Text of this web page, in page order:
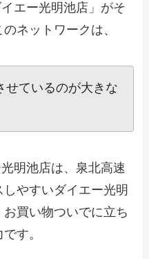
エー光明池店」がそ
ネットワークは、
せているのが大きな
明池店は、泉北高速
やすいダイエー光明
買い物ついでに立ち
す。